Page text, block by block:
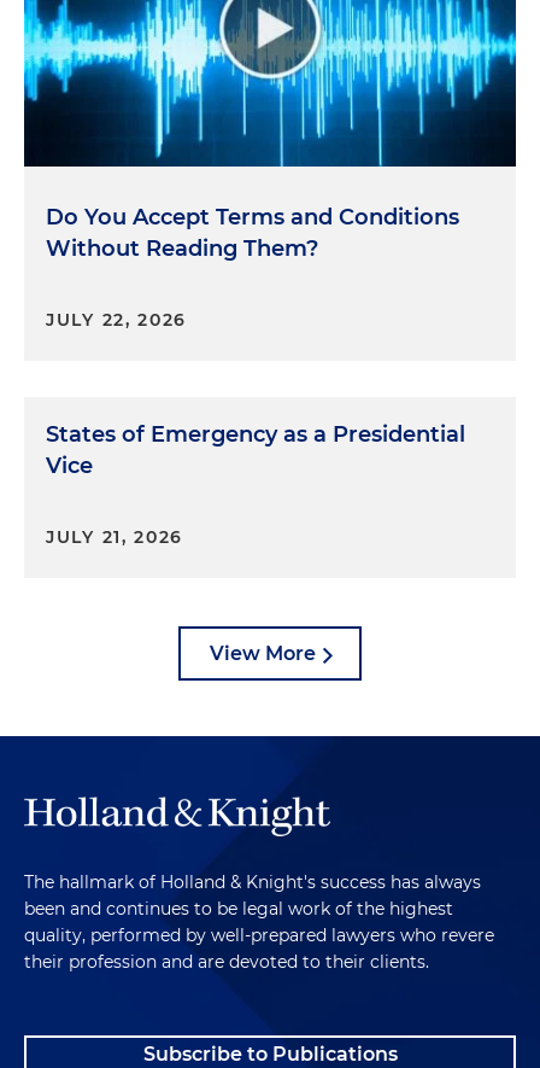
Do You Accept Terms and Conditions
Without Reading Them?
JULY 22, 2026
States of Emergency as a Presidential
Vice
JULY 21, 2026
View More
The hallmark of Holland & Knight's success has always
been and continues to be legal work of the highest
quality, performed by well-prepared lawyers who revere
their profession and are devoted to their clients.
Subscribe to Publications